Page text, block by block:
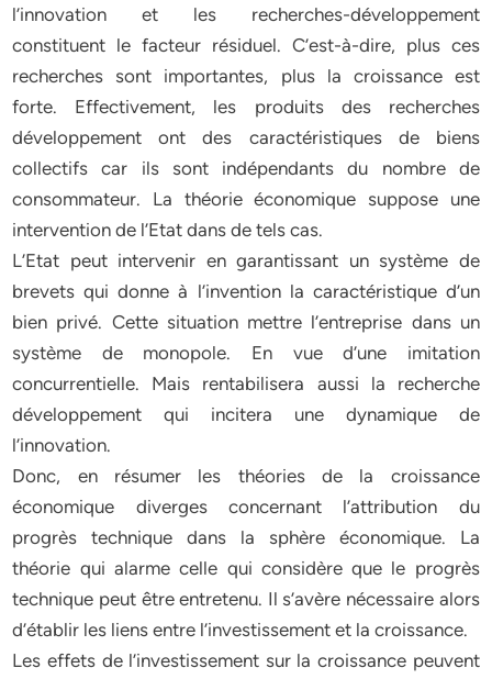
l’innovation et les recherches-développement
constituent le facteur résiduel. C’est-à-dire, plus ces
recherches sont importantes, plus la croissance est
forte. Effectivement, les produits des recherches
développement ont des caractéristiques de biens
collectifs car ils sont indépendants du nombre de
consommateur. La théorie économique suppose une
intervention de l’Etat dans de tels cas.
L’Etat peut intervenir en garantissant un système de
brevets qui donne à l’invention la caractéristique d’un
bien privé. Cette situation mettre l’entreprise dans un
système de monopole. En vue d’une imitation
concurrentielle. Mais rentabilisera aussi la recherche
développement qui incitera une dynamique de
l’innovation.
Donc, en résumer les théories de la croissance
économique diverges concernant l’attribution du
progrès technique dans la sphère économique. La
théorie qui alarme celle qui considère que le progrès
technique peut être entretenu. Il s’avère nécessaire alors
d’établir les liens entre l’investissement et la croissance.
Les effets de l’investissement sur la croissance peuvent